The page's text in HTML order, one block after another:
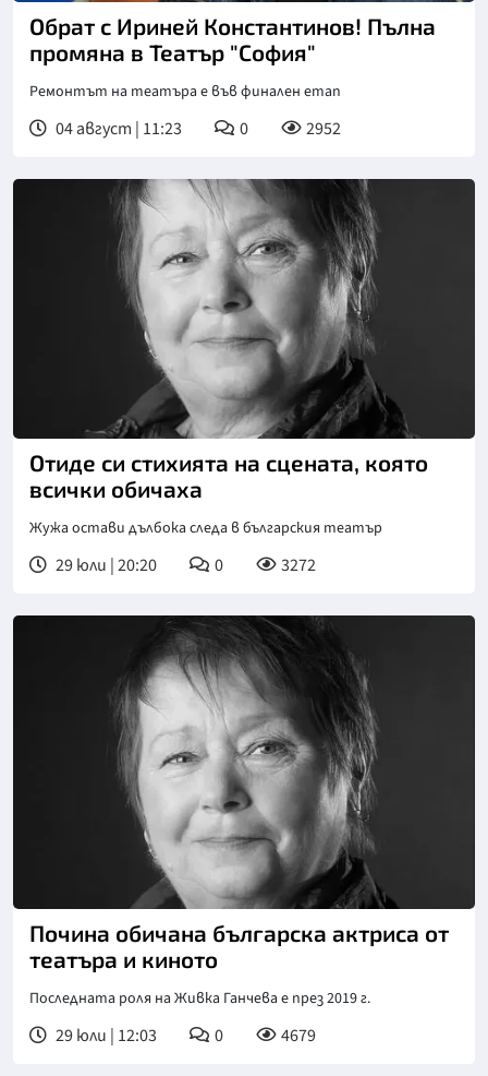
Обрат с Ириней Константинов! Пълна
промяна в Театър "София"
Ремонтът на театъра е във финален етап
04 август | 11:23 0 2952
Отиде си стихията на сцената, която
всички обичаха
Жужа остави дълбока следа в българския театър
29 юли | 20:20 0 3272
Снимка: Младежки театър
Почина обичана българска актриса от
театъра и киното
Последната роля на Живка Ганчева е през 2019 г.
29 юли | 12:03 0 4679